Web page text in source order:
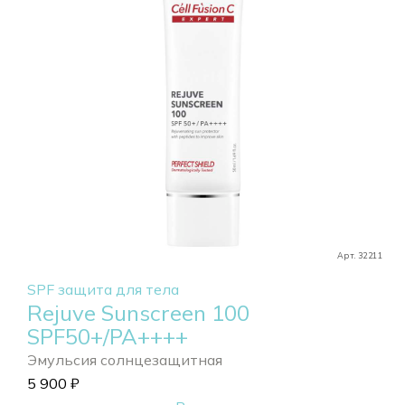
Арт. 32211
SPF защита для тела
Rejuve Sunscreen 100
SPF50+/PA++++
Эмульсия солнцезащитная
5 900 ₽